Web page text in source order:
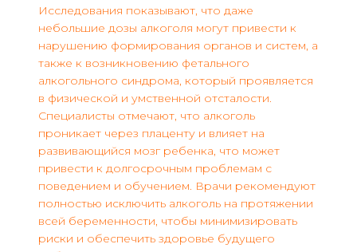
Исследования показывают, что даже
небольшие дозы алкоголя могут привести к
нарушению формирования органов и систем, а
также к возникновению фетального
алкогольного синдрома, который проявляется
в физической и умственной отсталости.
Специалисты отмечают, что алкоголь
проникает через плаценту и влияет на
развивающийся мозг ребенка, что может
привести к долгосрочным проблемам с
поведением и обучением. Врачи рекомендуют
полностью исключить алкоголь на протяжении
всей беременности, чтобы минимизировать
риски и обеспечить здоровье будущего